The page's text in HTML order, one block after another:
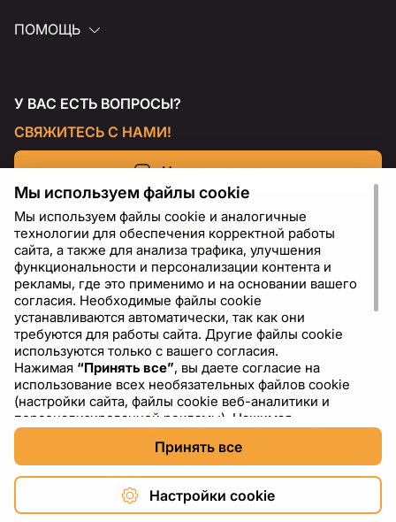
ПОМОЩЬ
У ВАС ЕСТЬ ВОПРОСЫ?
СВЯЖИТЕСЬ С НАМИ!
Напишите нам
RU USD - US Dollar ($)
Мы используем файлы cookie
Мы используем файлы cookie и аналогичные
технологии для обеспечения корректной работы
сайта, а также для анализа трафика, улучшения
функциональности и персонализации контента и
рекламы, где это применимо и на основании вашего
согласия. Необходимые файлы cookie
устанавливаются автоматически, так как они
требуются для работы сайта. Другие файлы cookie
используются только с вашего согласия.
Нажимая “Принять все”, вы даете согласие на
использование всех необязательных файлов cookie
(настройки сайта, файлы cookie веб-аналитики и
персонализированной рекламы). Нажимая
“Отклонить все”
необходимые файлы cookie. Нажимая
cookie”, вы можете выбрать, какие категории файлов
cookie разрешить или отключить. Вы можете
изменить или отозвать свое согласие в любое время
Принять все
Настройки cookie